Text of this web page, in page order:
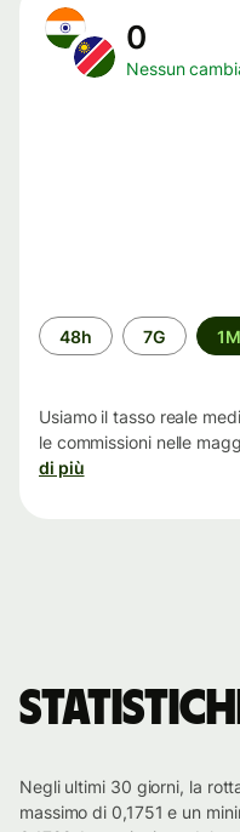
0
Nessun
Periodo
di
48h 7G 1M
Usiamo il tasso reale
le commissioni nelle
di più
Statistiche
Negli ultimi 30 giorni, la
massimo di 0,1751 e un